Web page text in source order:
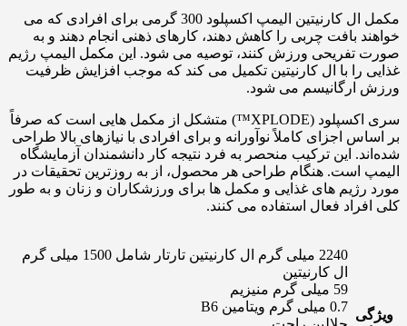
مکمل ال کارنیتین الیمپ اکسپلود 300 گرمی برای افرادی که می
خواهند بافت چربی را کاهش دهند، کارهای ذهنی انجام دهند و به
صورت تفریحی ورزش کنند، توصیه می شود. این مکمل الیمپ رژیم
غذایی را با ال کارنیتین تکمیل می کند که موجب افزایش ظرفیت
ورزش ارگانیسم می شود.
سری اکسپلود (XPLODE™) متشکل از مکمل‌ هایی است که صرفاً
بر اساس اجزای کاملاً نوآورانه و برای افرادی با نیازهای بالا طراحی
شده‌اند. این ترکیب منحصر به فرد نتیجه کار دانشمندان آزمایشگاه
الیمپ است. هنگام طراحی هر محصول، از به روزترین تحقیقات در
مورد رژیم های غذایی و مکمل ها برای ورزشکاران و زنان و به طور
کلی افراد فعال استفاده می کنند.
ویژگی
2240 میلی گرم ال کارنیتین تارتار شامل 1500 میلی گرم
ال کارنیتین
59 میلی گرم منیزیم
0.7 میلی گرم ویتامین B6